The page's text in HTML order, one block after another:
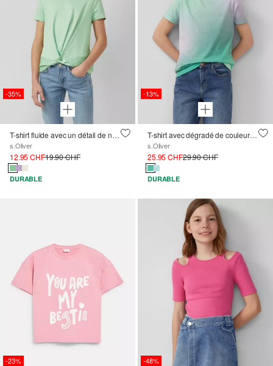
-35%
T-shirt fluide avec un détail de nœud et une légère brillance
s.Oliver
12.95 CHF19.90 CHF
DURABLE
-13%
T-shirt avec dégradé de couleurs, coupe loose
s.Oliver
25.95 CHF29.90 CHF
DURABLE
-23% -48%